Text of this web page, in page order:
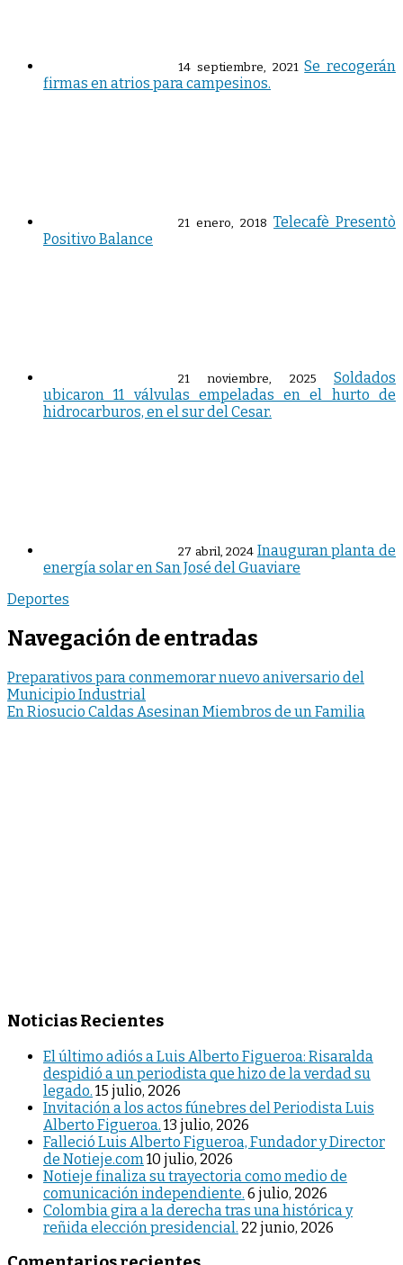
14 septiembre, 2021 Se recogerán
firmas en atrios para campesinos.
21 enero, 2018 Telecafè Presentò
Positivo Balance
21 noviembre, 2025
Soldados
ubicaron 11 válvulas empeladas en el hurto de
hidrocarburos, en el sur del Cesar.
27 abril, 2024 Inauguran planta de
energía solar en San José del Guaviare
Deportes
Navegación de entradas
Preparativos para conmemorar nuevo aniversario del
Municipio Industrial
En Riosucio Caldas Asesinan Miembros de un Familia
Noticias Recientes
El último adiós a Luis Alberto Figueroa: Risaralda
despidió a un periodista que hizo de la verdad su
legado. 15 julio, 2026
Invitación a los actos fúnebres del Periodista Luis
Alberto Figueroa. 13 julio, 2026
Falleció Luis Alberto Figueroa, Fundador y Director
de Notieje.com 10 julio, 2026
Notieje finaliza su trayectoria como medio de
comunicación independiente. 6 julio, 2026
Colombia gira a la derecha tras una histórica y
reñida elección presidencial. 22 junio, 2026